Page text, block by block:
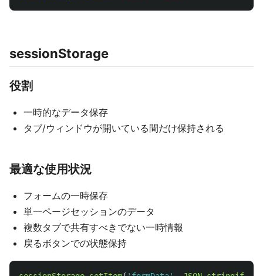
sessionStorage
役割
一時的なデータ保存
タブ/ウィンドウが開いている間だけ保持される
最適な使用状況
フォームの一時保存
単一ページセッションのデータ
複数タブで共有すべきでない一時情報
戻るボタンでの状態保持